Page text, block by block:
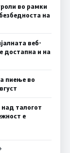
во рамки
на
веб-
достапна и на
пиење во
талогот
е